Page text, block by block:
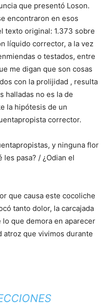
que presentó Loson.
encontraron en esos
texto original: 1.373 sobre
líquido corrector, a la vez
o testados, entre
me digan que son cosas
con la prolijidad , resulta
halladas no es la de
la hipótesis de un
corrector.
y ninguna flor
les pasa? / ¿Odian el
que causa este cocoliche
tanto dolor, la carcajada
que demora en aparecer
atroz que vivimos durante